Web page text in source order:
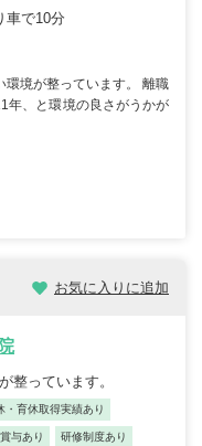
車で10分
境が整っています。 離職
年、と環境の良さがうかが
お気に入りに追加
っています。
・育休取得実績あり
与あり 研修制度あり